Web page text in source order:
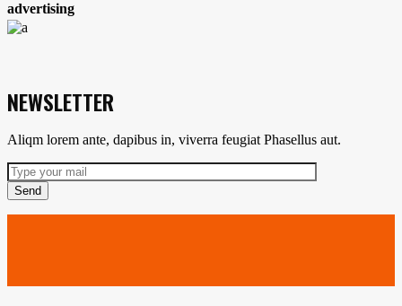
advertising
NEWSLETTER
Aliqm lorem ante, dapibus in, viverra feugiat Phasellus aut.
Send